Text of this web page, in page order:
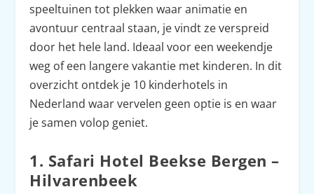
speeltuinen tot plekken waar animatie en
avontuur centraal staan, je vindt ze verspreid
door het hele land. Ideaal voor een weekendje
weg of een langere vakantie met kinderen. In dit
overzicht ontdek je 10 kinderhotels in
Nederland waar vervelen geen optie is en waar
je samen volop geniet.
1. Safari Hotel Beekse Bergen –
Hilvarenbeek